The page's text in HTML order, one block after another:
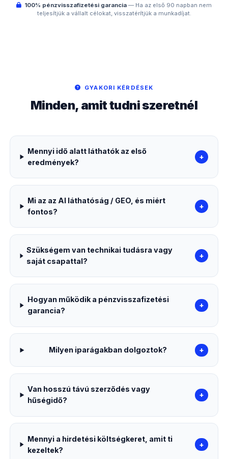
100% pénzvisszafizetési garancia — Ha az első 90 napban nem
teljesítjük a vállalt célokat, visszatérítjük a munkadíjat.
GYAKORI KÉRDÉSEK
Minden, amit tudni szeretnél
Mennyi idő alatt láthatók az első
eredmények?
+
Mi az az AI láthatóság / GEO, és miért
fontos?
+
Szükségem van technikai tudásra vagy
saját csapattal?
+
Hogyan működik a pénzvisszafizetési
garancia?
+
Milyen iparágakban dolgoztok? +
Van hosszú távú szerződés vagy
hűségidő?
+
Mennyi a hirdetési költségkeret, amit ti
kezeltek?
+